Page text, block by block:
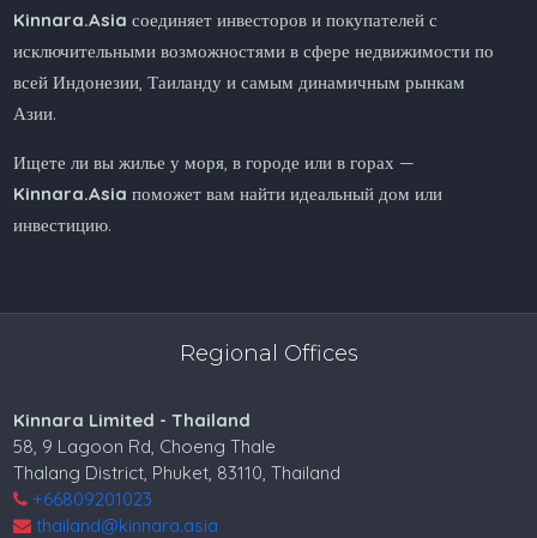
Kinnara.Asia соединяет инвесторов и покупателей с
исключительными возможностями в сфере недвижимости по
всей Индонезии, Таиланду и самым динамичным рынкам
Азии.
Ищете ли вы жилье у моря, в городе или в горах —
Kinnara.Asia поможет вам найти идеальный дом или
инвестицию.
Regional Offices
Kinnara Limited - Thailand
58, 9 Lagoon Rd, Choeng Thale
Thalang District, Phuket, 83110, Thailand
+66809201023
thailand@kinnara.asia